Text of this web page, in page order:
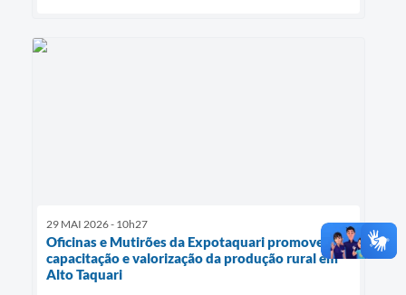
29 MAI 2026 - 10h27
Oficinas e Mutirões da Expotaquari promovem
capacitação e valorização da produção rural em
Alto Taquari